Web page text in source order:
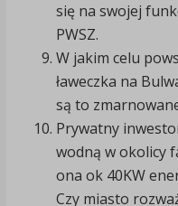
się na swojej
PWSZ.
W jakim celu
ławeczka na
są to
Prywatny
wodną w okolicy
ona ok 40KW
Czy miasto